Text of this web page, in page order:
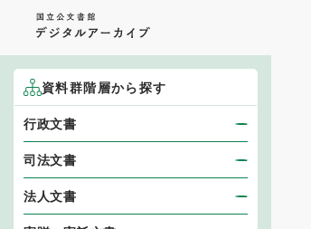
資料群階層から探す
行政文書
司法文書
法人文書